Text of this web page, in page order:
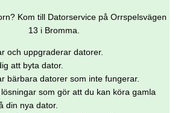
Kom till Datorservice på Orrspelsvägen
13 i Bromma.
och uppgraderar datorer.
att byta dator.
bärbara datorer som inte fungerar.
som gör att du kan köra gamla
din nya dator.